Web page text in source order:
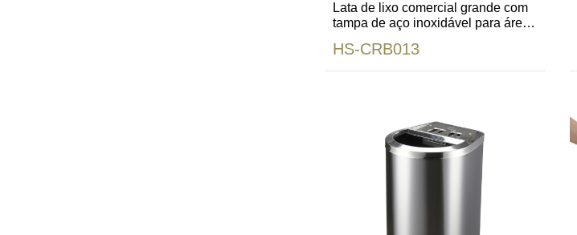
Lata de lixo comercial grande com
tampa de aço inoxidável para área
HS-CRB013